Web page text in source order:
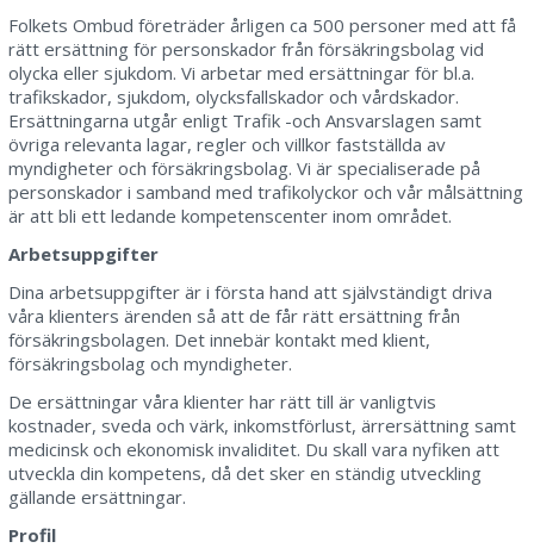
Folkets Ombud företräder årligen ca 500 personer med att få
rätt ersättning för personskador från försäkringsbolag vid
olycka eller sjukdom. Vi arbetar med ersättningar för bl.a.
trafikskador, sjukdom, olycksfallskador och vårdskador.
Ersättningarna utgår enligt Trafik -och Ansvarslagen samt
övriga relevanta lagar, regler och villkor fastställda av
myndigheter och försäkringsbolag. Vi är specialiserade på
personskador i samband med trafikolyckor och vår målsättning
är att bli ett ledande kompetenscenter inom området.
Arbetsuppgifter
Dina arbetsuppgifter är i första hand att självständigt driva
våra klienters ärenden så att de får rätt ersättning från
försäkringsbolagen. Det innebär kontakt med klient,
försäkringsbolag och myndigheter.
De ersättningar våra klienter har rätt till är vanligtvis
kostnader, sveda och värk, inkomstförlust, ärrersättning samt
medicinsk och ekonomisk invaliditet. Du skall vara nyfiken att
utveckla din kompetens, då det sker en ständig utveckling
gällande ersättningar.
Profil